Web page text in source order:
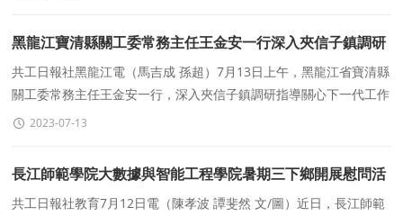
黑龍江寶清縣關工委常務主任王金安一行深入夾信子鎮調研
共工日報社黑龍江電（馬吉成 孫超）7月13日上午，黑龍江省寶清縣
關工委常務主任王金安一行，深入夾信子鎮調研指導關心下一代工作
開展情況。鎮長曲振峰、鎮黨委副書記周國良
2023-07-13
長江師範學院大數據與智能工程學院暑期三下鄉開展慰問活
動
共工日報社教育7月12日電（陳孝波 譚斐然 文/圖）近日，長江師範